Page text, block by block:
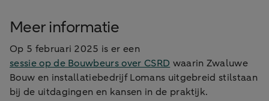
Meer informatie
Op 5 februari 2025 is er een
sessie op de Bouwbeurs over CSRD waarin Zwaluwe
Bouw en installatiebedrijf Lomans uitgebreid stilstaan
bij de uitdagingen en kansen in de praktijk.